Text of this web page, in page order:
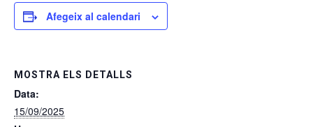
Afegeix al calendari
MOSTRA ELS DETALLS
Data:
15/09/2025